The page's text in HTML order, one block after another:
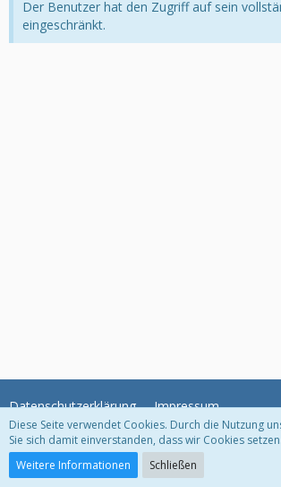
Der Benutzer hat den Zugriff auf sein
eingeschränkt.
Datenschutzerklärung Impressum
Community-Software:
Diese Seite verwendet Cookies. Durch die Nutzung
Sie sich damit einverstanden, dass wir Cookies setzen.
Weitere Informationen
Schließen